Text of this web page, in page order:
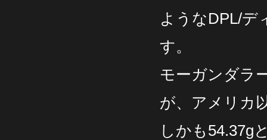
ようなDPL/デ
す。
モーガンダラ
が、アメリカ
しかも54.37g